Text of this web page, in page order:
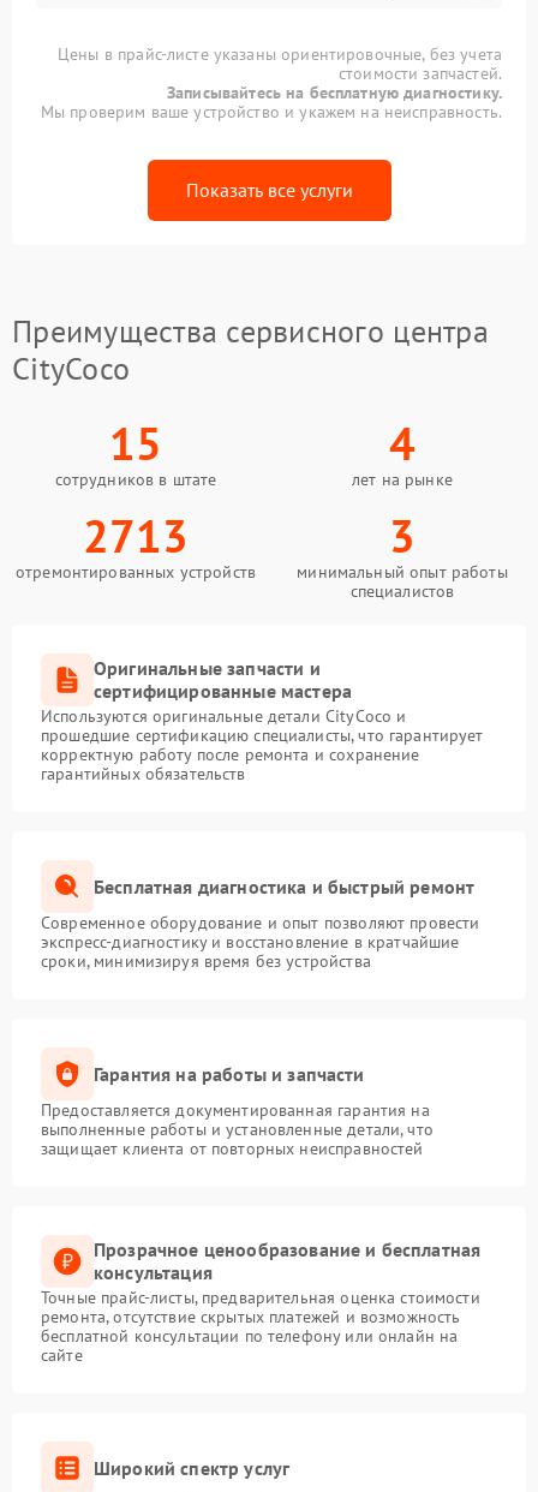
Цены в прайс-листе указаны ориентировочные, без учета
стоимости запчастей.
Записывайтесь на бесплатную диагностику.
Мы проверим ваше устройство и укажем на неисправность.
Показать все услуги
Преимущества сервисного центра
CityCoco
15
сотрудников в штате
4
лет на рынке
2713
отремонтированных устройств
3
минимальный опыт работы
специалистов
Оригинальные запчасти и
сертифицированные мастера
Используются оригинальные детали CityCoco и
прошедшие сертификацию специалисты, что гарантирует
корректную работу после ремонта и сохранение
гарантийных обязательств
Бесплатная диагностика и быстрый ремонт
Современное оборудование и опыт позволяют провести
экспресс-диагностику и восстановление в кратчайшие
сроки, минимизируя время без устройства
Гарантия на работы и запчасти
Предоставляется документированная гарантия на
выполненные работы и установленные детали, что
защищает клиента от повторных неисправностей
Прозрачное ценообразование и бесплатная
консультация
Точные прайс-листы, предварительная оценка стоимости
ремонта, отсутствие скрытых платежей и возможность
бесплатной консультации по телефону или онлайн на
сайте
Широкий спектр услуг